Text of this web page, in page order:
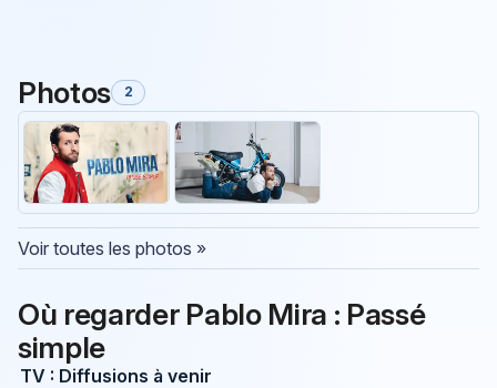
Photos 2
Voir toutes les photos »
Où regarder Pablo Mira : Passé
simple
TV : Diffusions à venir